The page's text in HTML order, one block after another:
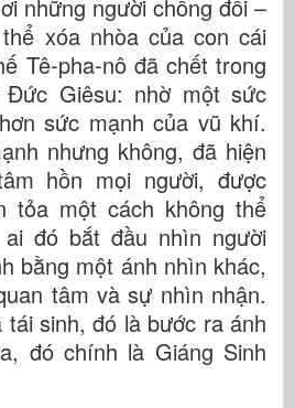
những người chống đối –
xóa nhòa của con cái
Tê-pha-nô đã chết trong
Giêsu: nhờ một sức
sức mạnh của vũ khí.
nhưng không, đã hiện
hồn mọi người, được
tỏa một cách không thể
đó bắt đầu nhìn người
bằng một ánh nhìn khác,
tâm và sự nhìn nhận.
sinh, đó là bước ra ánh
đó chính là Giáng Sinh